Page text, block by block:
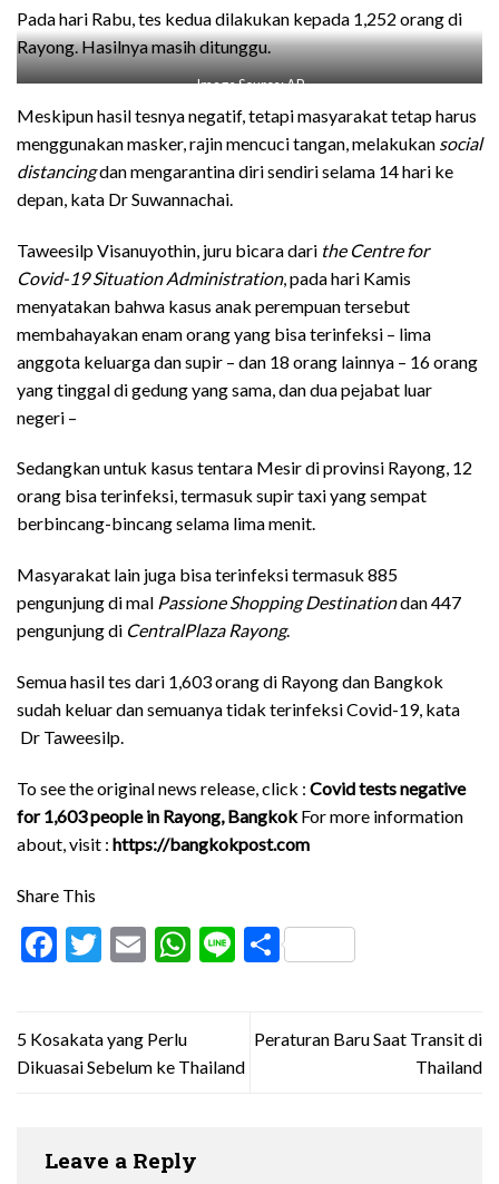
Pada hari Rabu, tes kedua dilakukan kepada 1,252 orang di
Rayong. Hasilnya masih ditunggu.
Image Source: AP
Meskipun hasil tesnya negatif, tetapi masyarakat tetap harus
menggunakan masker, rajin mencuci tangan, melakukan social
distancingdan mengarantina diri sendiri selama 14 hari ke
depan, kata Dr Suwannachai.
Taweesilp Visanuyothin, juru bicara dari the Centre for
Covid-19 Situation Administration, pada hari Kamis
menyatakan bahwa kasus anak perempuan tersebut
membahayakan enam orang yang bisa terinfeksi – lima
anggota keluarga dan supir – dan 18 orang lainnya – 16 orang
yang tinggal di gedung yang sama, dan dua pejabat luar
negeri –
Sedangkan untuk kasus tentara Mesir di provinsi Rayong, 12
orang bisa terinfeksi, termasuk supir taxi yang sempat
berbincang-bincang selama lima menit.
Masyarakat lain juga bisa terinfeksi termasuk 885
pengunjung di mal Passione Shopping Destinationdan 447
pengunjung di CentralPlaza Rayong.
Semua hasil tes dari 1,603 orang di Rayong dan Bangkok
sudah keluar dan semuanya tidak terinfeksi Covid-19, kata
Dr Taweesilp.
To see the original news release, click : Covid tests negative
for 1,603 people in Rayong, BangkokFor more information
about, visit : https://bangkokpost.com
Share This
Facebook
Twitter
EmailWhatsApp
LineShare
5 Kosakata yang Perlu
Dikuasai Sebelum ke Thailand
Peraturan Baru Saat Transit di
Thailand
Leave a Reply